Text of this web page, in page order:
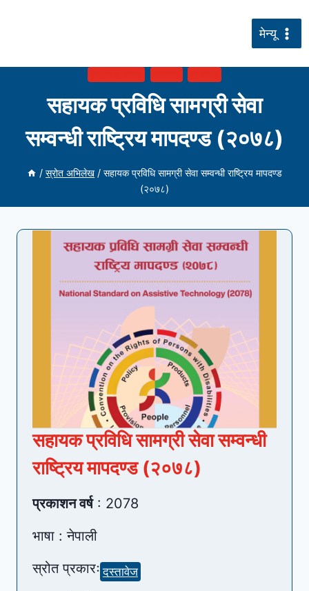
मेन्यू
सहायक प्रविधि सामग्री सेवा
सम्वन्धी राष्ट्रिय मापदण्ड (२०७८)
/ स्रोत अभिलेख / सहायक प्रविधि सामग्री सेवा सम्वन्धी राष्ट्रिय मापदण्ड
(२०७८)
सहायक प्रविधि सामग्री सेवा सम्वन्धी
राष्ट्रिय मापदण्ड (२०७८)
प्रकाशन वर्ष: 2078
भाषा : नेपाली
स्रोत प्रकारः दस्तावेज